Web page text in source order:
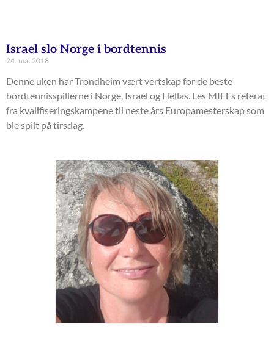
Israel slo Norge i bordtennis
24. mai 2018
Denne uken har Trondheim vært vertskap for de beste
bordtennisspillerne i Norge, Israel og Hellas. Les MIFFs referat
fra kvalifiseringskampene til neste års Europamesterskap som
ble spilt på tirsdag.